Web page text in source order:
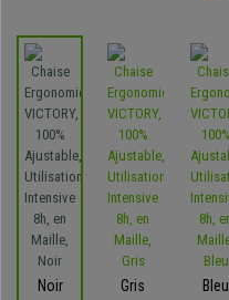
Noir Gris Bleu